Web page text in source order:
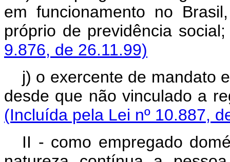
em funcionamento no
próprio de
9.876, de 26.11.99)
j) o exercente de mandato
desde que não vinculado a
(Incluída pela Lei nº 10.887,
II - como empregado